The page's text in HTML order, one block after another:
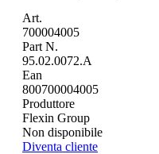
Art.
700004005
Part N.
95.02.0072.A
Ean
800700004005
Produttore
Flexin Group
Non disponibile
Diventa cliente